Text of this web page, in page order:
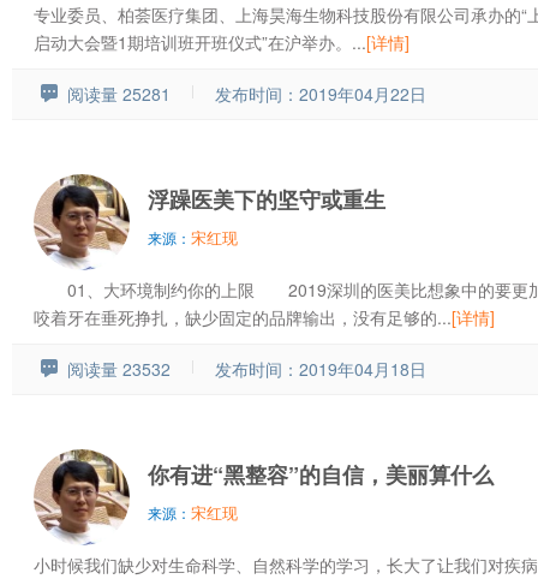
专业委员、柏荟医疗集团、上海昊海生物科技股份有限公司承办的
启动大会暨1期培训班开班仪式”在沪举办。...[详情]
阅读量 25281 发布时间：2019年04月22日
浮躁医美下的坚守或重生
来源： 宋红现
01、大环境制约你的上限 2019深圳的医美比想象中的要更加
咬着牙在垂死挣扎，缺少固定的品牌输出，没有足够的...[详情]
阅读量 23532 发布时间：2019年04月18日
你有进“黑整容”的自信，美丽算什么
来源： 宋红现
小时候我们缺少对生命科学、自然科学的学习，长大了让我们对疾